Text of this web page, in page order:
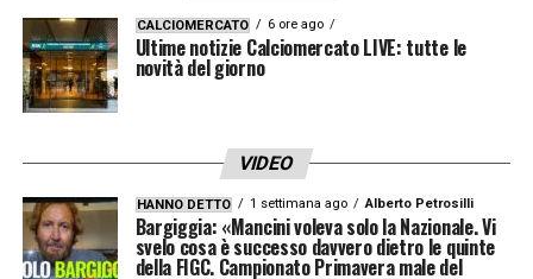
perfettamente la filosofia societaria basata
su“un mix tra giovani italiani e stranieri
esperti”.
Infine, restano da valutare le ultime due
grandi variabili di mercato.
rientrerà dal prestito al Marsiglia ma verrà
immediatamente ceduto per monetizzare
CALCIOMERCATO 6 ore ago
Ultime notizie Calciomercato LIVE: tutte le
novità del giorno
VIDEO
HANNO DETTO 1 settimana ago Alberto Petrosilli
Bargiggia: «Mancini voleva solo la Nazionale. Vi
svelo cosa è successo davvero dietro le quinte
della FIGC. Campionato Primavera male del